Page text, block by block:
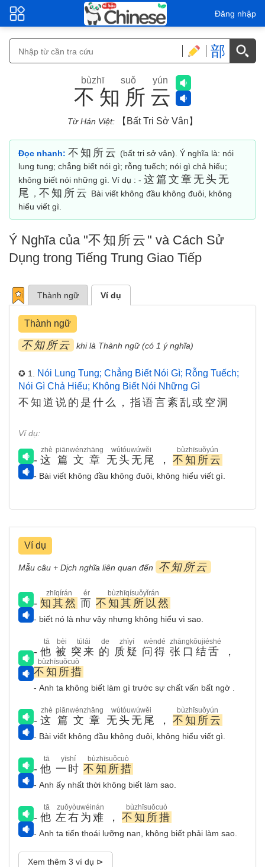
Đăng nhập
部
不知所云
bùzhī suǒ yún
Từ Hán Việt:【bất Tri Sở Vân】
Đọc nhanh: 不知所云 (bất tri sở vân). Ý nghĩa là: nói
lung tung; chẳng biết nói gì; rỗng tuếch; nói gì chả hiểu;
không biết nói những gì. Ví dụ : - 这篇文章无头无
尾
， 不知所云 Bài viết không đầu không đuôi, không
hiểu viết gì.
Ý Nghĩa của "不知所云 " và Cách Sử
Dụng trong Tiếng Trung Giao Tiếp
Thành ngữ Ví dụ
Thành ngữ
不知所云 khi là Thành ngữ (có 1 ý nghĩa)
✪ 1.
Nói Lung Tung; Chẳng Biết Nói Gì; Rỗng Tuếch;
Nói Gì Chả Hiểu; Không Biết Nói Những Gì
不知道说的是什么，指语言紊乱或空洞
Ví dụ:
- 这
zhè
篇文章
piānwénzhāng
无头无尾
wútóuwúwěi
， 不知所云
bùzhīsuǒyún
- Bài viết không đầu không đuôi, không hiểu viết gì.
Ví dụ
Mẫu câu + Dịch nghĩa liên quan đến 不知所云
- 知其然
zhīqírán
而
ér
不知其所以然
bùzhīqísuǒyǐrán
- biết nó là như vậy nhưng không hiểu vì sao.
- 他
tā
被
bèi
突来
tūlái
的
de
质疑
zhìyí
问得
wèndé
张口结舌
zhāngkǒujiéshé
，
不知所措
bùzhīsuǒcuò
- Anh ta không biết làm gì trước sự chất vấn bất ngờ .
- 这
zhè
篇文章
piānwénzhāng
无头无尾
wútóuwúwěi
， 不知所云
bùzhīsuǒyún
- Bài viết không đầu không đuôi, không hiểu viết gì.
- 他
tā
一时
yīshí
不知所措
bùzhīsuǒcuò
- Anh ấy nhất thời không biết làm sao.
- 他
tā
左右为难
zuǒyòuwéinán
， 不知所措
bùzhīsuǒcuò
- Anh ta tiến thoái lưỡng nan, không biết phải làm sao.
Xem thêm 3 ví dụ ⊳